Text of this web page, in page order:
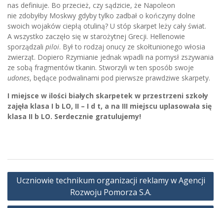
nas definiuje. Bo przecież, czy sądzicie, że Napoleon
nie zdobyłby Moskwy gdyby tylko zadbał o kończyny dolne
swoich wojaków ciepłą otuliną? U stóp skarpet leży cały świat.
A wszystko zaczęło się w starożytnej Grecji. Hellenowie
sporządzali piloi. Był to rodzaj onucy ze skołtunionego włosia
zwierząt. Dopiero Rzymianie jednak wpadli na pomysł zszywania
ze sobą fragmentów tkanin. Stworzyli w ten sposób swoje
udones, będące podwalinami pod pierwsze prawdziwe skarpety.
I miejsce w ilości białych skarpetek w przestrzeni szkoły
zajęła klasa I b LO, II – I d t, a na III miejscu uplasowała się
klasa II b LO. Serdecznie gratulujemy!
Nawigacja
Uczniowie technikum organizacji reklamy w Agencji
Rozwoju Pomorza S.A.